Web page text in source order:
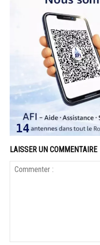
LAISSER UN COMMENTAIRE